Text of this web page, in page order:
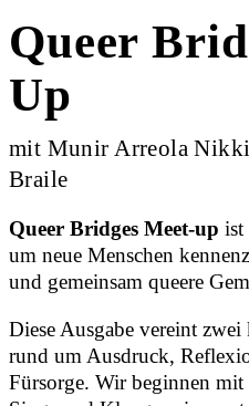
Queer
Up
mit Munir Arreola
Braile
Queer Bridges Meet-up ist
um neue Menschen
und gemeinsam queere
Diese Ausgabe vereint
rund um Ausdruck,
Fürsorge. Wir beginnen mit